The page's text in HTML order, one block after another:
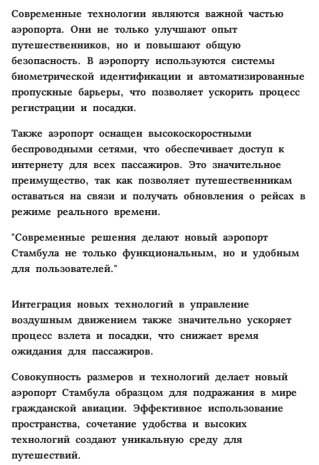
Современные технологии являются важной частью
аэропорта. Они не только улучшают опыт
путешественников, но и повышают общую
безопасность. В аэропорту используются системы
биометрической идентификации и автоматизированные
пропускные барьеры, что позволяет ускорить процесс
регистрации и посадки.
Также аэропорт оснащен высокоскоростными
беспроводными сетями, что обеспечивает доступ к
интернету для всех пассажиров. Это значительное
преимущество, так как позволяет путешественникам
оставаться на связи и получать обновления о рейсах в
режиме реального времени.
"Современные решения делают новый аэропорт
Стамбула не только функциональным, но и удобным
для пользователей."
Интеграция новых технологий в управление
воздушным движением также значительно ускоряет
процесс взлета и посадки, что снижает время
ожидания для пассажиров.
Совокупность размеров и технологий делает новый
аэропорт Стамбула образцом для подражания в мире
гражданской авиации. Эффективное использование
пространства, сочетание удобства и высоких
технологий создают уникальную среду для
путешествий.